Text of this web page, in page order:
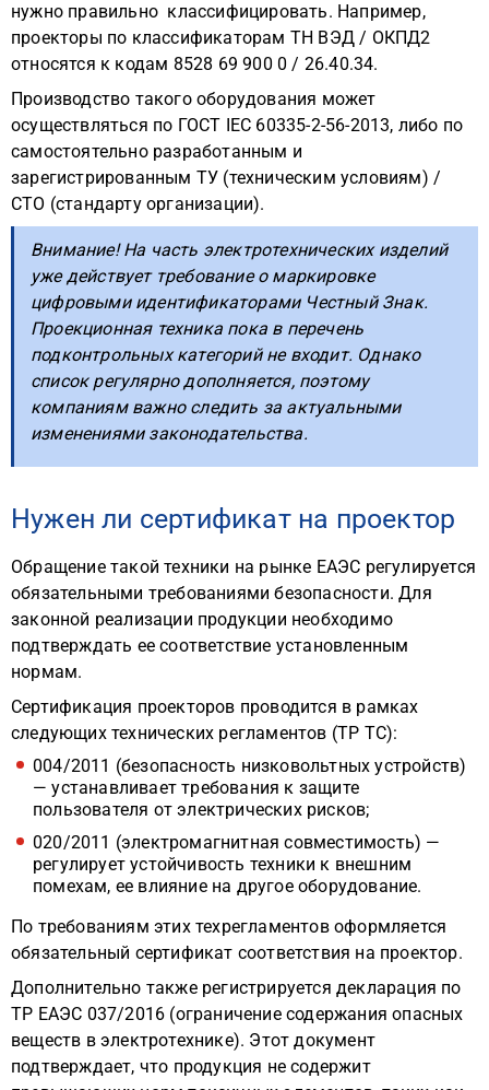
нужно правильно классифицировать. Например,
проекторы по классификаторам ТН ВЭД / ОКПД2
относятся к кодам 8528 69 900 0 / 26.40.34.
Производство такого оборудования может
осуществляться по ГОСТ IEC 60335-2-56-2013, либо по
самостоятельно разработанным и
зарегистрированным ТУ (техническим условиям) /
СТО (стандарту организации).
Внимание! На часть электротехнических изделий
уже действует требование о маркировке
цифровыми идентификаторами Честный Знак.
Проекционная техника пока в перечень
подконтрольных категорий не входит. Однако
список регулярно дополняется, поэтому
компаниям важно следить за актуальными
изменениями законодательства.
Нужен ли сертификат на проектор
Обращение такой техники на рынке ЕАЭС регулируется
обязательными требованиями безопасности. Для
законной реализации продукции необходимо
подтверждать ее соответствие установленным
нормам.
Сертификация проекторов проводится в рамках
следующих технических регламентов (ТР ТС):
004/2011 (безопасность низковольтных устройств)
— устанавливает требования к защите
пользователя от электрических рисков;
020/2011 (электромагнитная совместимость) —
регулирует устойчивость техники к внешним
помехам, ее влияние на другое оборудование.
По требованиям этих техрегламентов оформляется
обязательный сертификат соответствия на проектор.
Дополнительно также регистрируется декларация по
ТР ЕАЭС 037/2016 (ограничение содержания опасных
веществ в электротехнике). Этот документ
подтверждает, что продукция не содержит